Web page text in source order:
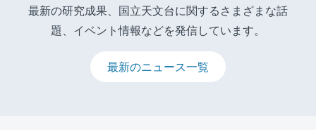
最新の研究成果、国立天文台に関するさまざまな話
題、イベント情報などを発信しています。
最新のニュース一覧